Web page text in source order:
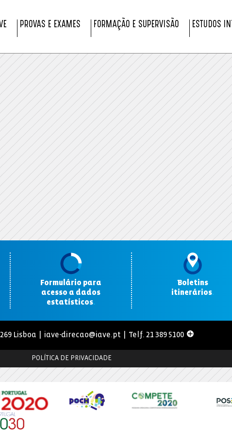
PROVAS E EXAMES FORMAÇÃO E SUPERVISÃO ESTUDOS
Formulário para
acesso a dados
estatísticos.
Boletins
itinerários.
Lisboa | iave-direcao@iave.pt | Telf. 21 389 5100
POLÍTICA DE PRIVACIDADE